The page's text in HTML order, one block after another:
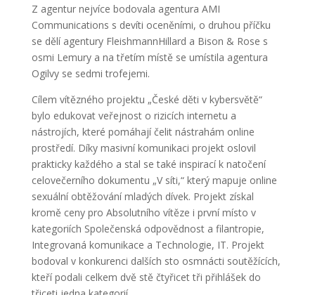
Z agentur nejvíce bodovala agentura AMI
Communications s devíti oceněními, o druhou příčku
se dělí agentury FleishmannHillard a Bison & Rose s
osmi Lemury a na třetím místě se umístila agentura
Ogilvy se sedmi trofejemi.
Cílem vítězného projektu „České děti v kybersvětě“
bylo edukovat veřejnost o rizicích internetu a
nástrojích, které pomáhají čelit nástrahám online
prostředí. Díky masivní komunikaci projekt oslovil
prakticky každého a stal se také inspirací k natočení
celovečerního dokumentu „V síti,“ který mapuje online
sexuální obtěžování mladých dívek. Projekt získal
kromě ceny pro Absolutního vítěze i první místo v
kategoriích Společenská odpovědnost a filantropie,
Integrovaná komunikace a Technologie, IT. Projekt
bodoval v konkurenci dalších sto osmnácti soutěžících,
kteří podali celkem dvě stě čtyřicet tři přihlášek do